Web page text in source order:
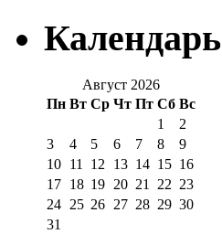
Календарь
Август 2026
Пн Вт Ср Чт Пт Сб Вс
1
2
3
4 5 6 7 8
9
10 11 12 13 14 15 16
17 18 19 20 21 22 23
24 25 26 27 28 29 30
31